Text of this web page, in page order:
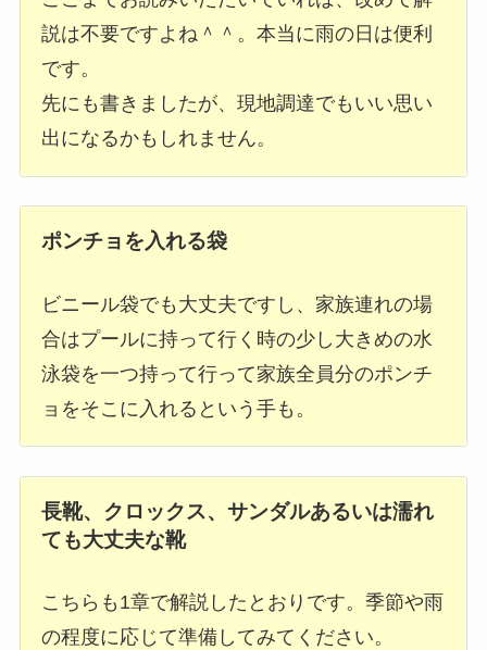
説は不要ですよね＾＾。本当に雨の日は便利
です。
先にも書きましたが、現地調達でもいい思い
出になるかもしれません。
ポンチョを入れる袋
ビニール袋でも大丈夫ですし、家族連れの場
合はプールに持って行く時の少し大きめの水
泳袋を一つ持って行って家族全員分のポンチ
ョをそこに入れるという手も。
長靴、クロックス、サンダルあるいは濡れ
ても大丈夫な靴
こちらも1章で解説したとおりです。季節や雨
の程度に応じて準備してみてください。